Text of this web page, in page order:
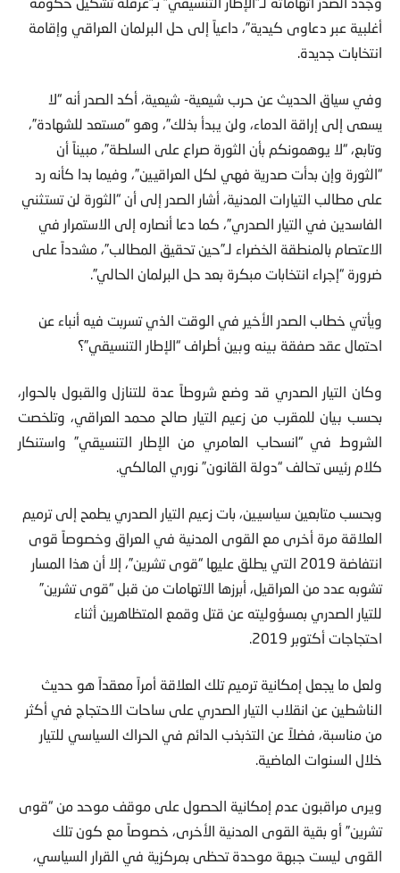
أغلبية عبر دعاوى كيدية”، داعياً إلى حل البرلمان العراقي وإقامة
انتخابات جديدة.
يسعى إلى إراقة الدماء، ولن يبدأ بذلك”، وهو “مستعد للشهادة”،
وتابع، “لا يوهمونكم بأن الثورة صراع على السلطة”، مبيناً أن
“الثورة وإن بدأت صدرية فهي لكل العراقيين”، وفيما بدا كأنه رد
على مطالب التيارات المدنية، أشار الصدر إلى أن “الثورة لن تستثني
الفاسدين في التيار الصدري”، كما دعا أنصاره إلى الاستمرار في
الاعتصام بالمنطقة الخضراء لـ”حين تحقيق المطالب”، مشدداً على
ضرورة “إجراء انتخابات مبكرة بعد حل البرلمان الحالي”.
احتمال عقد صفقة بينه وبين أطراف “الإطار التنسيقي”؟
بحسب بيان للمقرب من زعيم التيار صالح محمد العراقي، وتلخصت
الشروط في “انسحاب العامري من الإطار التنسيقي” واستنكار
كلام رئيس تحالف “دولة القانون” نوري المالكي.
العلاقة مرة أخرى مع القوى المدنية في العراق وخصوصاً قوى
انتفاضة 2019 التي يطلق عليها “قوى تشرين”، إلا أن هذا المسار
تشوبه عدد من العراقيل، أبرزها الاتهامات من قبل “قوى تشرين”
للتيار الصدري بمسؤوليته عن قتل وقمع المتظاهرين أثناء
احتجاجات أكتوبر 2019.
الناشطين عن انقلاب التيار الصدري على ساحات الاحتجاج في أكثر
من مناسبة، فضلاً عن التذبذب الدائم في الحراك السياسي للتيار
خلال السنوات الماضية.
تشرين” أو بقية القوى المدنية الأخرى، خصوصاً مع كون تلك
القوى ليست جبهة موحدة تحظى بمركزية في القرار السياسي،
كما هو الحال مع التيار الصدري.